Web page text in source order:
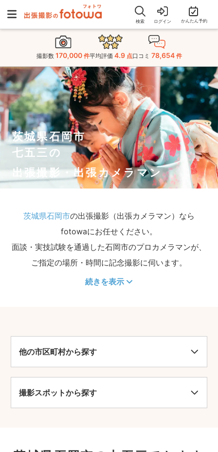
検索 ログイン かんたん予約
撮影数 170,000 件平均評価 4.9 点口コミ 78,654 件
茨城県石岡市
七五三の
出張撮影・出張カメラマン
茨城県石岡市の出張撮影（出張カメラマン）なら
fotowaにお任せください。
面談・実技試験を通過した石岡市のプロカメラマンが、
ご指定の場所・時間に記念撮影に伺います。
続きを表示
他の市区町村から探す
撮影スポットから探す